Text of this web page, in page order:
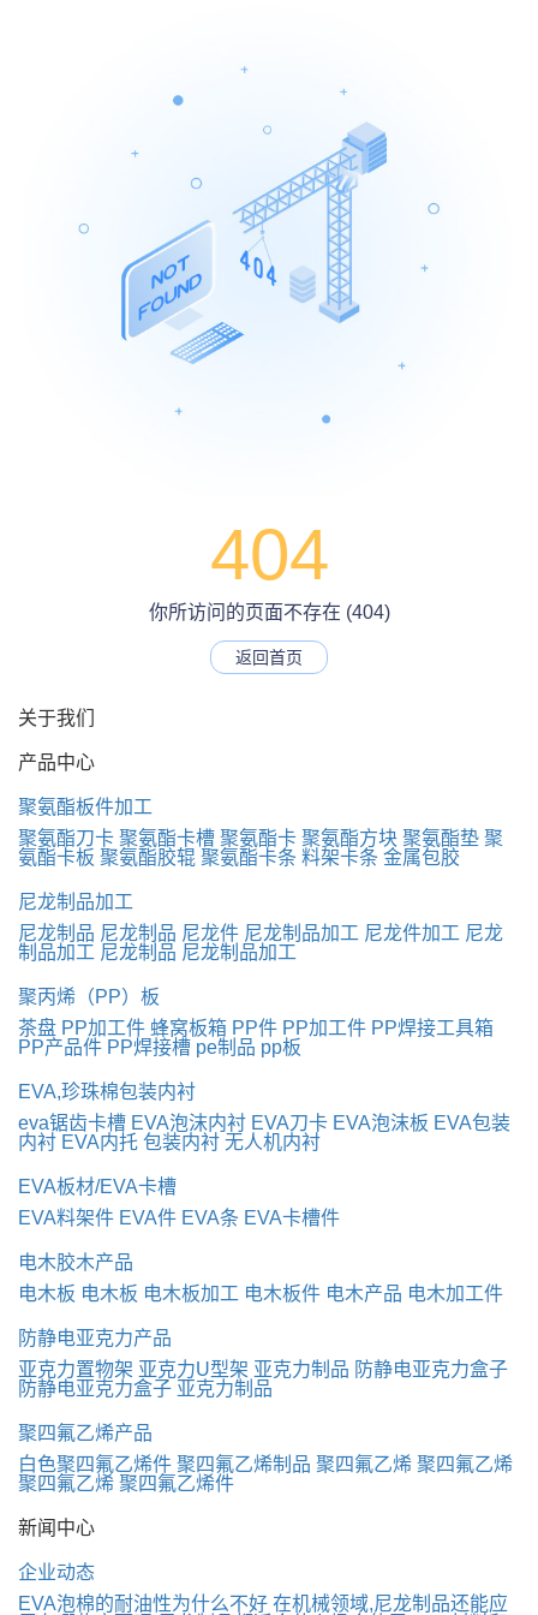
404
你所访问的页面不存在 (404)
返回首页
关于我们
产品中心
聚氨酯板件加工
聚氨酯刀卡 聚氨酯卡槽 聚氨酯卡 聚氨酯方块 聚氨酯垫 聚
氨酯卡板 聚氨酯胶辊 聚氨酯卡条 料架卡条 金属包胶
尼龙制品加工
尼龙制品 尼龙制品 尼龙件 尼龙制品加工 尼龙件加工 尼龙
制品加工 尼龙制品 尼龙制品加工
聚丙烯（PP）板
茶盘 PP加工件 蜂窝板箱 PP件 PP加工件 PP焊接工具箱
PP产品件 PP焊接槽 pe制品 pp板
EVA,珍珠棉包装内衬
eva锯齿卡槽 EVA泡沫内衬 EVA刀卡 EVA泡沫板 EVA包装
内衬 EVA内托 包装内衬 无人机内衬
EVA板材/EVA卡槽
EVA料架件 EVA件 EVA条 EVA卡槽件
电木胶木产品
电木板 电木板 电木板加工 电木板件 电木产品 电木加工件
防静电亚克力产品
亚克力置物架 亚克力U型架 亚克力制品 防静电亚克力盒子
防静电亚克力盒子 亚克力制品
聚四氟乙烯产品
白色聚四氟乙烯件 聚四氟乙烯制品 聚四氟乙烯 聚四氟乙烯
聚四氟乙烯 聚四氟乙烯件
新闻中心
企业动态
EVA泡棉的耐油性为什么不好 在机械领域,尼龙制品还能应